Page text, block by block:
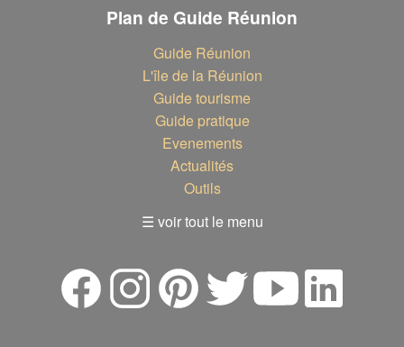
Plan de Guide Réunion
Guide Réunion
L'île de la Réunion
Guide tourisme
Guide pratique
Evenements
Actualités
Outils
☰ voir tout le menu